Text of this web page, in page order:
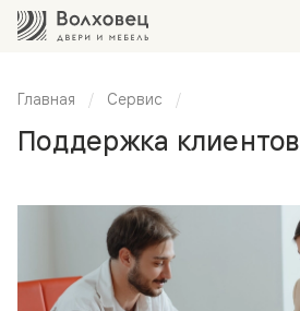
Главная Сервис
Поддержка клиентов